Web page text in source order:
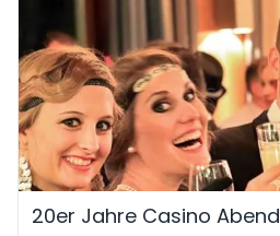
20er Jahre Casino Abend